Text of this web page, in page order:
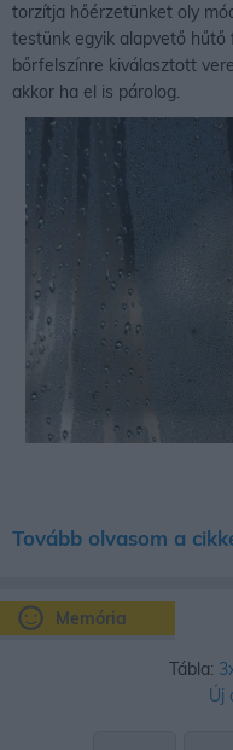
Memória
Tábla:
Új
torzítja hőérzetünket oly
testünk egyik alapvető
bőrfelszínre kiválasztott
akkor ha el is párolog.
Tovább olvasom a